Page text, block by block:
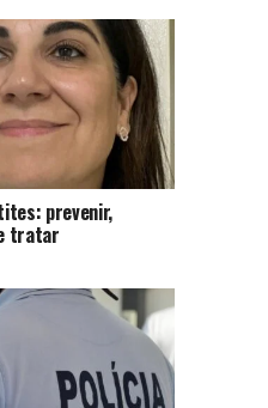
prevenir,
tratar